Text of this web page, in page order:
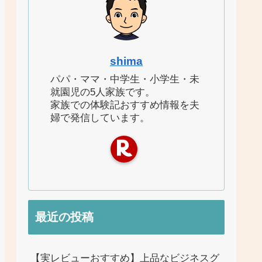
shima
パパ・ママ・中学生・小学生・未
就園児の5人家族です。
家族での体験記おすすめ情報を夫
婦で発信しています。
最近の投稿
【実レビューおすすめ】上品なビジネスグ